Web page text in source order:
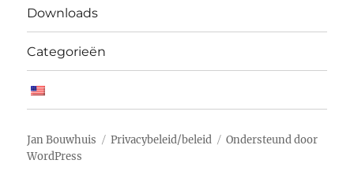
Downloads
Categorieën
Jan Bouwhuis Privacybeleid/beleid
Ondersteund door
WordPress